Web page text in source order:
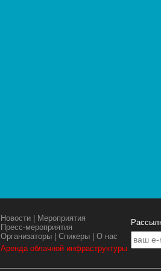
Новости | Мероприятия
Пресс-мероприятия
Организаторы |Спикеры |О нас
Аренда облачной инфраструктуры